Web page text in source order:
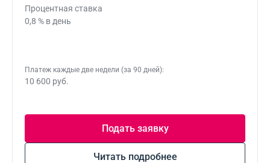
Процентная ставка
0,8 % в день
Платеж каждые две недели (за 90 дней):
10 600 руб.
Подать заявку
Читать подробнее